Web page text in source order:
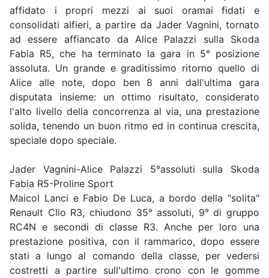
affidato i propri mezzi ai suoi oramai fidati e
consolidati alfieri, a partire da Jader Vagnini, tornato
ad essere affiancato da Alice Palazzi sulla Skoda
Fabia R5, che ha terminato la gara in 5° posizione
assoluta. Un grande e graditissimo ritorno quello di
Alice alle note, dopo ben 8 anni dall'ultima gara
disputata insieme: un ottimo risultato, considerato
l'alto livello della concorrenza al via, una prestazione
solida, tenendo un buon ritmo ed in continua crescita,
speciale dopo speciale.
Jader Vagnini-Alice Palazzi 5°assoluti sulla Skoda
Fabia R5-Proline Sport
Maicol Lanci e Fabio De Luca, a bordo della "solita"
Renault Clio R3, chiudono 35° assoluti, 9° di gruppo
RC4N e secondi di classe R3. Anche per loro una
prestazione positiva, con il rammarico, dopo essere
stati a lungo al comando della classe, per vedersi
costretti a partire sull'ultimo crono con le gomme